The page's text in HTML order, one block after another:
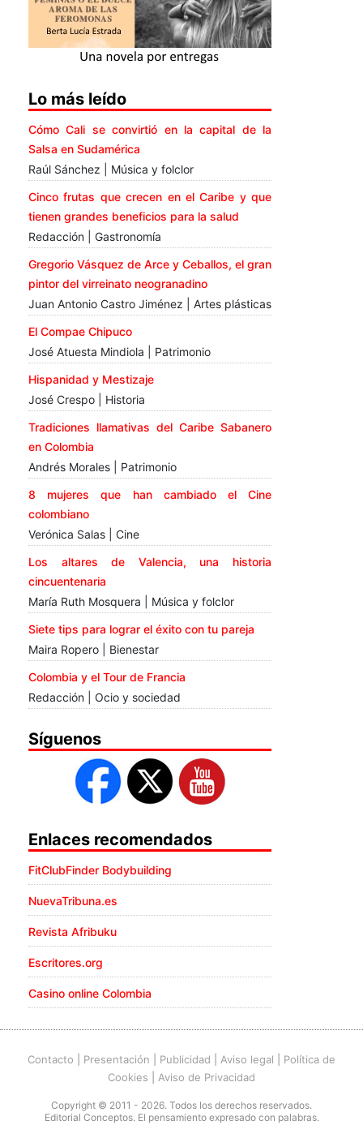
Lo más leído
Cómo Cali se convirtió en la capital de la
Salsa en Sudamérica
Raúl Sánchez | Música y folclor
Cinco frutas que crecen en el Caribe y que
tienen grandes beneficios para la salud
Redacción | Gastronomía
Gregorio Vásquez de Arce y Ceballos, el gran
pintor del virreinato neogranadino
Juan Antonio Castro Jiménez | Artes plásticas
El Compae Chipuco
José Atuesta Mindiola | Patrimonio
Hispanidad y Mestizaje
José Crespo | Historia
Tradiciones llamativas del Caribe Sabanero
en Colombia
Andrés Morales | Patrimonio
8 mujeres que han cambiado el Cine
colombiano
Verónica Salas | Cine
Los altares de Valencia, una historia
cincuentenaria
María Ruth Mosquera | Música y folclor
Siete tips para lograr el éxito con tu pareja
Maira Ropero | Bienestar
Colombia y el Tour de Francia
Redacción | Ocio y sociedad
Síguenos
Enlaces recomendados
FitClubFinder Bodybuilding
NuevaTribuna.es
Revista Afribuku
Escritores.org
Casino online Colombia
Contacto Presentación Publicidad Aviso legal
Política de
Cookies
Aviso de Privacidad
Copyright © 2011 - 2026. Todos los derechos reservados.
Editorial Conceptos. El pensamiento expresado con palabras.